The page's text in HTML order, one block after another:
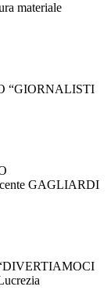
materiale
“GIORNALISTI
GAGLIARDI